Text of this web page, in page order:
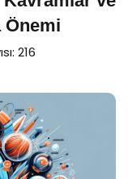
Önemi
216